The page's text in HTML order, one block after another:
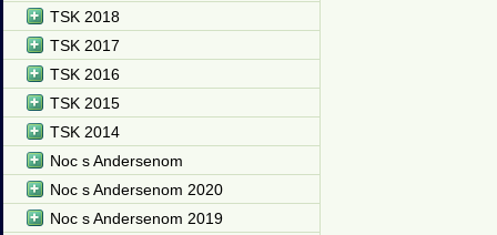
TSK 2018
TSK 2017
TSK 2016
TSK 2015
TSK 2014
Noc s Andersenom
Noc s Andersenom 2020
Noc s Andersenom 2019